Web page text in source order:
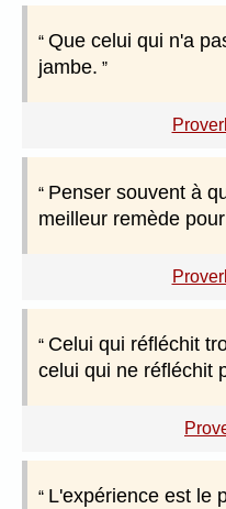
Que celui qui n'a
jambe.
Penser souvent à
meilleur remède
Celui qui réfléchit
celui qui ne réfléchit
L'expérience est le